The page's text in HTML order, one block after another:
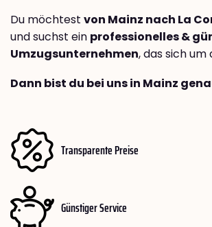
Du möchtest von Mainz nach La
und suchst ein professionelles &
Umzugsunternehmen, das sich
Dann bist du bei uns in Mainz
Transparente Preise
Günstiger Service